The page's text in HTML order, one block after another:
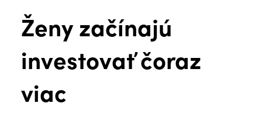
Ženy začínajú
investovať čoraz
viac